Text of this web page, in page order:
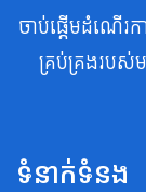
ចាប់ផ្តើមដំណើរក
គ្រប់គ្រងរបស់ម
ទំនាក់ទំនង